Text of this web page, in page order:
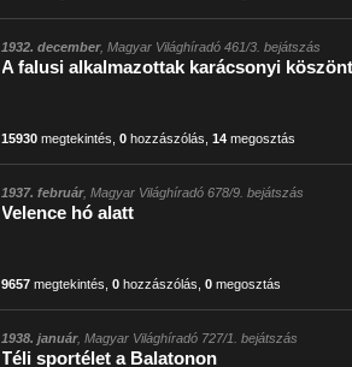
1932. december, Magyar Világhíradó 461/3. bejátszás
A falusi alkalmazottak karácsonyi
15930 megtekintés ,0 hozzászólás ,14 megosztás
1937. február, Magyar Világhíradó 678/9. bejátszás
Velence hó alatt
9657 megtekintés ,0 hozzászólás ,0 megosztás
1938. január, Magyar Világhíradó 727/1. bejátszás
Téli sportélet a Balatonon